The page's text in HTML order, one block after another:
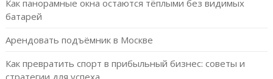
Как панорамные окна остаются тёплыми без видимых
батарей
Арендовать подъёмник в Москве
Как превратить спорт в прибыльный бизнес: советы и
стратегии для успеха